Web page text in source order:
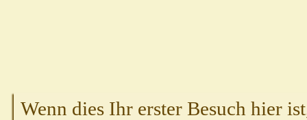
Wenn dies Ihr erster Besuch hier